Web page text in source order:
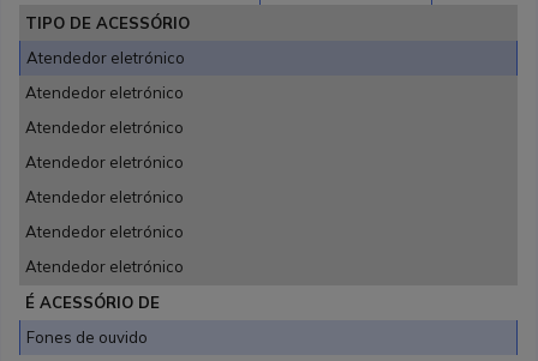
TIPO DE ACESSÓRIO
Atendedor eletrónico
Atendedor eletrónico
Atendedor eletrónico
Atendedor eletrónico
Atendedor eletrónico
Atendedor eletrónico
Atendedor eletrónico
É ACESSÓRIO DE
Fones de ouvido